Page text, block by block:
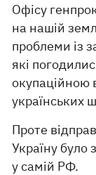
Офісу
на нашій
проблеми із
які
окупаційною
українських
Проте
Україну було
у самій РФ.